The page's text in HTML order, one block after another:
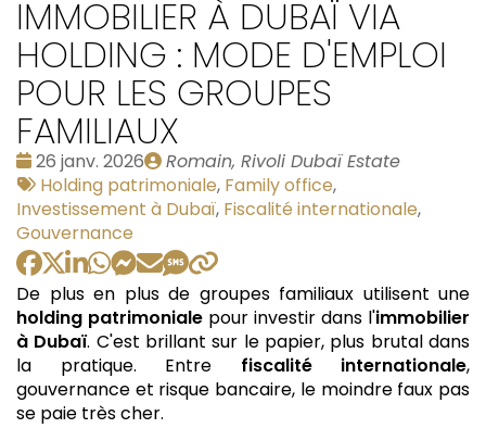
IMMOBILIER À DUBAÏ VIA
HOLDING : MODE D'EMPLOI
POUR LES GROUPES
FAMILIAUX
Date
:
26 janv. 2026
Publié
par
Romain, Rivoli Dubaï Estate
Tags
:
Holding patrimoniale, Family office,
Investissement à Dubaï, Fiscalité internationale,
Gouvernance
De plus en plus de groupes familiaux utilisent une
holding patrimoniale pour investir dans l'immobilier
à Dubaï. C'est brillant sur le papier, plus brutal dans
la pratique. Entre fiscalité internationale,
gouvernance et risque bancaire, le moindre faux pas
se paie très cher.